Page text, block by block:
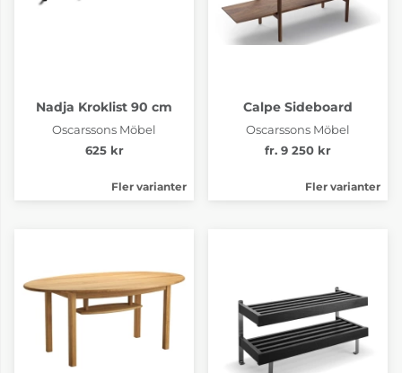
Nadja Kroklist 90 cm
Oscarssons Möbel
625 kr
Fler varianter
Calpe Sideboard
Oscarssons Möbel
fr. 9 250 kr
Fler varianter